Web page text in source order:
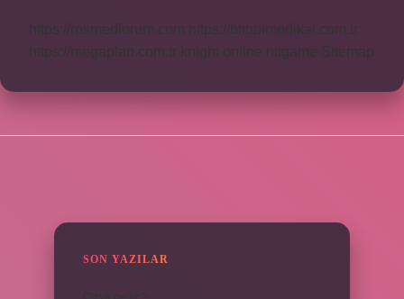
https://rosmedforum.com
https://btibbimedikal.com.tr
https://megaplan.com.tr knight online nttgame Sitemap
SON YAZILAR